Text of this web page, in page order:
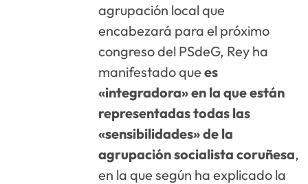
agrupación local que
encabezará para el próximo
congreso del PSdeG, Rey ha
manifestado quees
«integradora» en la que están
representadas todas las
«sensibilidades» de la
agrupación socialista coruñesa,
en la que según ha explicado la